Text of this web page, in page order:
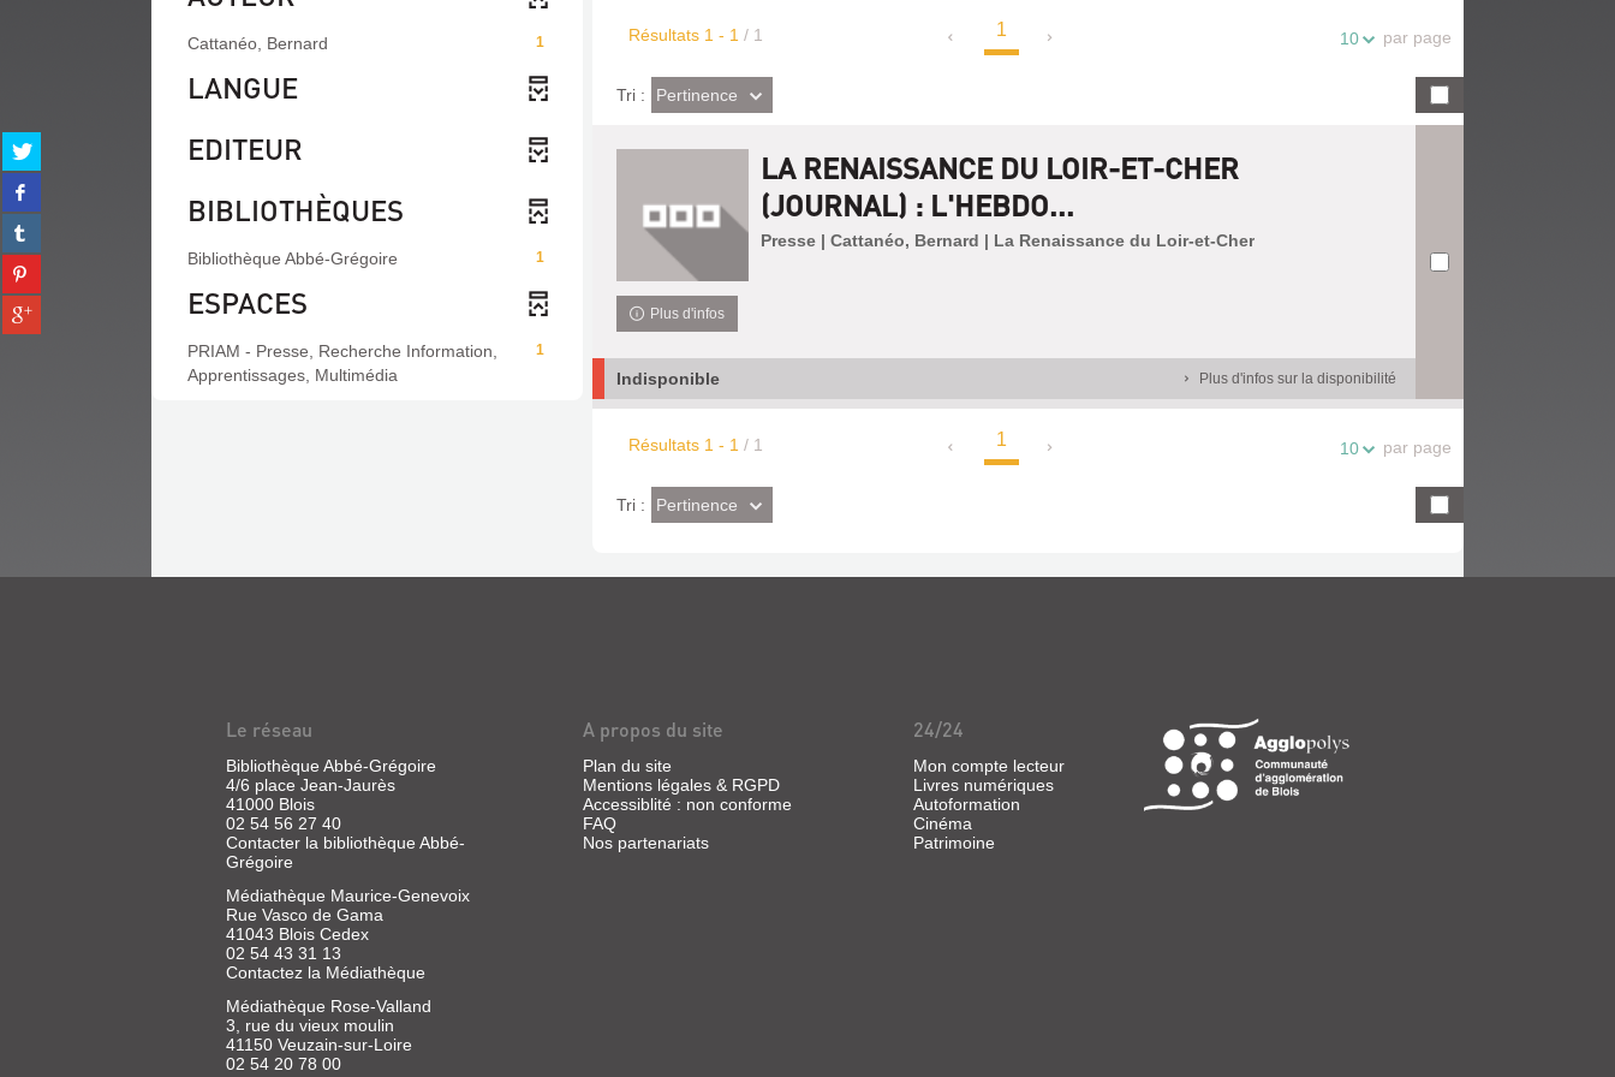
Partager
sur
twitter
(Nouvelle
fenêtre)
Partager
sur
facebook
(Nouvelle
fenêtre)
Partager
sur
tumblr
(Nouvelle
fenêtre)
Partager
sur
pinterest
(Nouvelle
Partager
sur
Résultats 1 - 1 / 1 1 10 par page
Tri :(Effet
imédiat)
Pertinence
LA RENAISSANCE DU LOIR-ET-CHER
(JOURNAL) : L'HEBDO...
Presse | Cattanéo, Bernard | La Renaissance du Loir-et-Cher
Plus d'infos
Indisponible Plus d'infos sur la disponibilité
Résultats 1 - 1 / 1 1 10 par page
Tri :(Effet
imédiat)
Pertinence
1
Cattanéo, Bernard
LANGUE
EDITEUR
BIBLIOTHÈQUES
1
Bibliothèque Abbé-Grégoire
ESPACES
1
PRIAM - Presse, Recherche Information,
Apprentissages, Multimédia
Le réseau
Bibliothèque Abbé-Grégoire
4/6 place Jean-Jaurès
41000 Blois
02 54 56 27 40
Contacter la bibliothèque Abbé-
Grégoire
Médiathèque Maurice-Genevoix
Rue Vasco de Gama
41043 Blois Cedex
02 54 43 31 13
Contactez la Médiathèque
Médiathèque Rose-Valland
3, rue du vieux moulin
41150 Veuzain-sur-Loire
02 54 20 78 00
A propos du site
Plan du site
Mentions légales & RGPD
Accessiblité : non conforme
FAQ
Nos partenariats
24/24
Mon compte lecteur
Livres numériques
Autoformation
Cinéma
Patrimoine